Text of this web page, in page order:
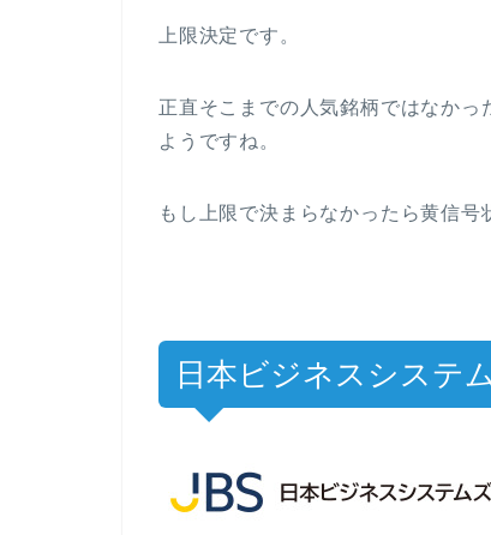
上限決定です。
正直そこまでの人気銘柄ではなか
ようですね。
もし上限で決まらなかったら黄信号
日本ビジネスシステ